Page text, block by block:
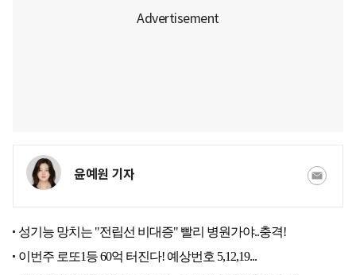
윤예원 기자